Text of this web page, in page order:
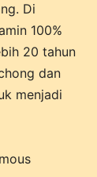
Di
100%
20 tahun
dan
menjadi